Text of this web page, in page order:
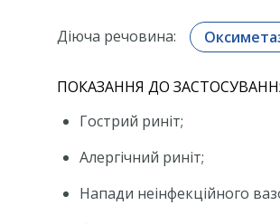
Діюча речовина:
ПОКАЗАННЯ ДО
Гострий риніт;
Алергічний риніт;
Напади неінфекційного